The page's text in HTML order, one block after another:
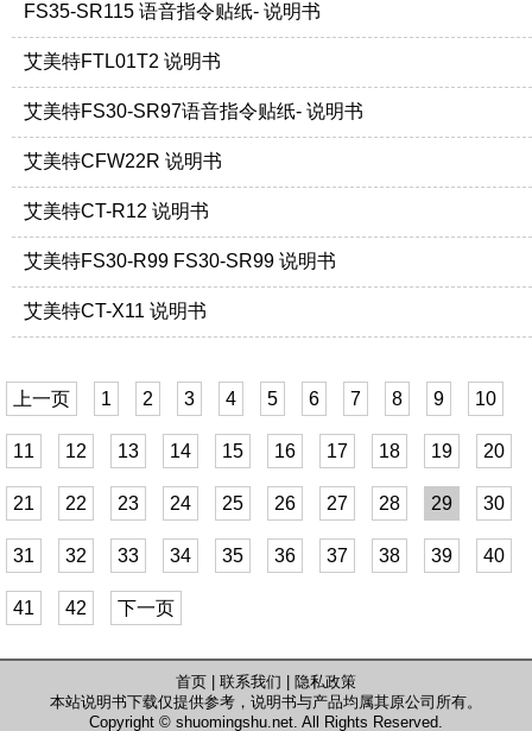
FS35-SR115 语音指令贴纸- 说明书
艾美特FTL01T2 说明书
艾美特FS30-SR97语音指令贴纸- 说明书
艾美特CFW22R 说明书
艾美特CT-R12 说明书
艾美特FS30-R99 FS30-SR99 说明书
艾美特CT-X11 说明书
上一页 1 2 3 4 5 6 7 8 9 10
11 12 13 14 15 16 17 18 19 20
21 22 23 24 25 26 27 28 29 30
31 32 33 34 35 36 37 38 39 40
41 42 下一页
首页 联系我们
隐私政策
本站说明书下载仅提供参考，说明书与产品均属其原公司所有。
Copyright © shuomingshu.net. All Rights Reserved.